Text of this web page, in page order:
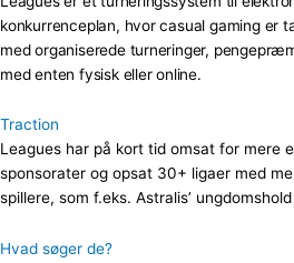
konkurrenceplan, hvor casual gaming er
med organiserede turneringer,
med enten fysisk eller online.
Traction
Leagues har på kort tid omsat for mere
sponsorater og opsat 30+ ligaer med
spillere, som f.eks. Astralis’ ungdomshold
Hvad søger de?